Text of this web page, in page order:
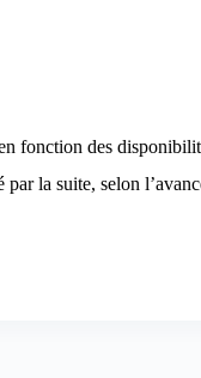
fonction des
la suite, selon